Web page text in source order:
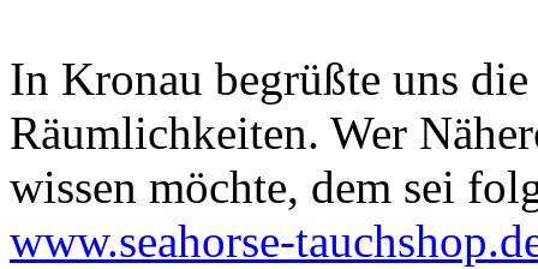
In Kronau begrüßte uns
Räumlichkeiten. Wer
wissen möchte, dem sei
www.seahorse-